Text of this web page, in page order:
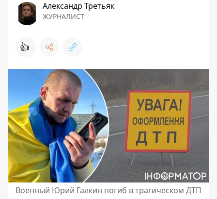
Александр Третьяк
ЖУРНАЛИСТ
👍
Военный Юрий Галкин погиб в трагическом ДТП